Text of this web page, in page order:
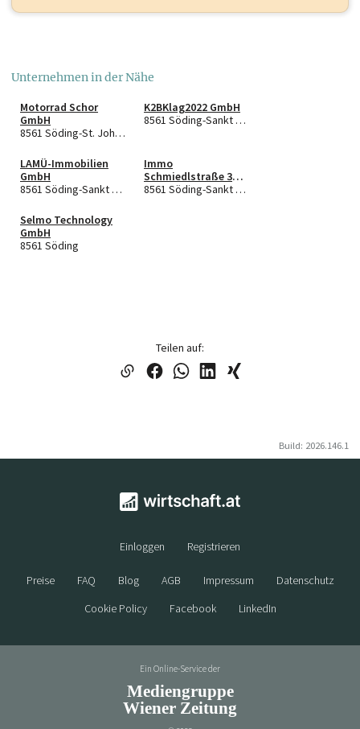
Unternehmen in der Nähe
Motorrad Schor
GmbH
8561 Söding-St. Johann
K2BKlag2022 GmbH
8561 Söding-Sankt Johann
LAMÜ-Immobilien
GmbH
8561 Söding-Sankt Johann
Immo
Schmiedlstraße 3
GmbH
8561 Söding-Sankt Johann
Selmo Technology
GmbH
8561 Söding
Teilen auf:
Build: 2026.146.1
Einloggen Registrieren
Preise FAQ Blog AGB Impressum
Datenschutz
Cookie Policy
Facebook LinkedIn
Ein Online-Service der
Mediengruppe
Wiener Zeitung